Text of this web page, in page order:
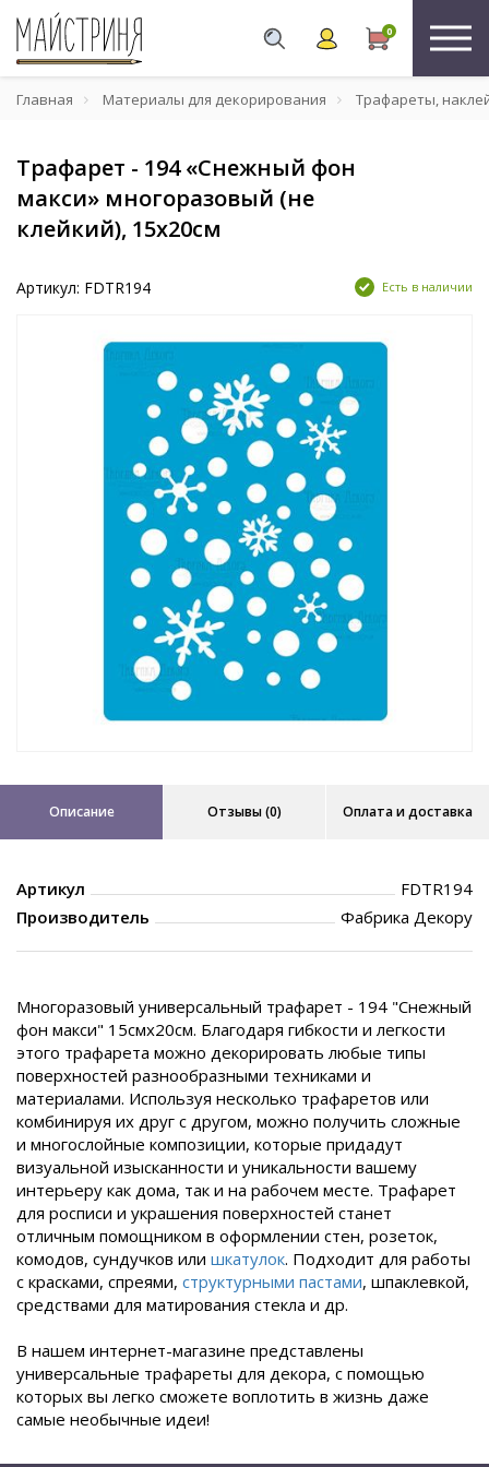
0
Главная Материалы для декорирования Трафареты,
Трафарет - 194 «Снежный фон
макси» многоразовый (не
клейкий), 15х20см
Артикул: FDTR194 Есть в наличии
Описание Отзывы (0) Оплата и доставка
Артикул
FDTR194
Производитель
Фабрика Декору
Многоразовый универсальный трафарет - 194 "Снежный
фон макси" 15смх20см. Благодаря гибкости и легкости
этого трафарета можно декорировать любые типы
поверхностей разнообразными техниками и
материалами. Используя несколько трафаретов или
комбинируя их друг с другом, можно получить сложные
и многослойные композиции, которые придадут
визуальной изысканности и уникальности вашему
интерьеру как дома, так и на рабочем месте. Трафарет
для росписи и украшения поверхностей станет
отличным помощником в оформлении стен, розеток,
комодов, сундучков или шкатулок. Подходит для работы
с красками, спреями, структурными пастами, шпаклевкой,
средствами для матирования стекла и др.
В нашем интернет-магазине представлены
универсальные трафареты для декора, с помощью
которых вы легко сможете воплотить в жизнь даже
самые необычные идеи!